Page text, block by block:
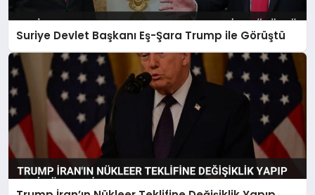
Suriye Devlet Başkanı Eş-Şara Trump ile Görüştü